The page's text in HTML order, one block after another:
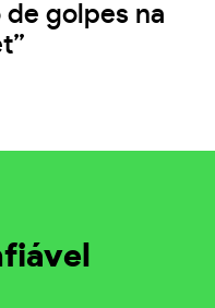
golpes na